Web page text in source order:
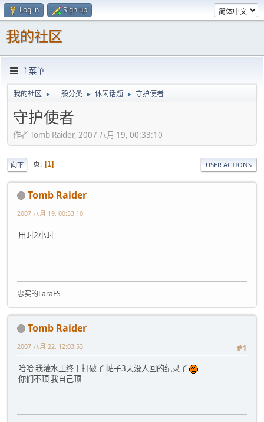
Log in Sign up
我的社区
主菜单
我的社区 ► 一般分类 ► 休闲话题 ► 守护使者
守护使者
作者 Tomb Raider, 2007 八月 19, 00:33:10
向下 页 1 USER ACTIONS
Tomb Raider
2007 八月 19, 00:33:10
用时2小时
忠实的LaraFS
Tomb Raider
#1
2007 八月 22, 12:03:53
哈哈 我灌水王终于打破了 帖子3天没人回的纪录了
你们不顶 我自己顶